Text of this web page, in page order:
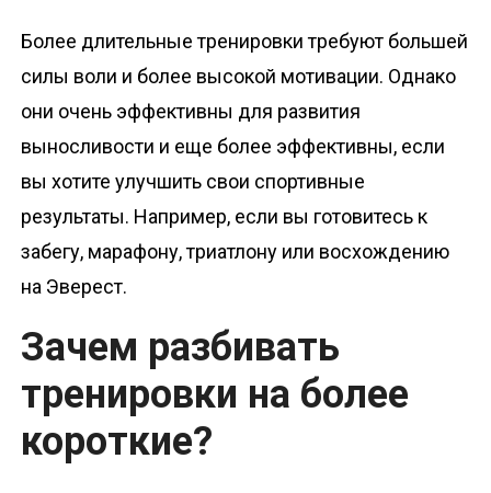
Более длительные тренировки требуют большей
силы воли и более высокой мотивации. Однако
они очень эффективны для развития
выносливости и еще более эффективны, если
вы хотите улучшить свои спортивные
результаты. Например, если вы готовитесь к
забегу, марафону, триатлону или восхождению
на Эверест.
Зачем разбивать
тренировки на более
короткие?